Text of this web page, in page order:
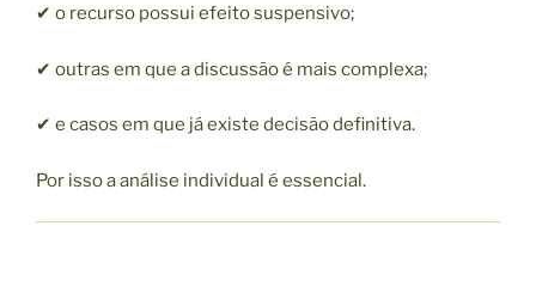
✔ o recurso possui efeito suspensivo;
✔ outras em que a discussão é mais complexa;
✔ e casos em que já existe decisão definitiva.
Por isso a análise individual é essencial.